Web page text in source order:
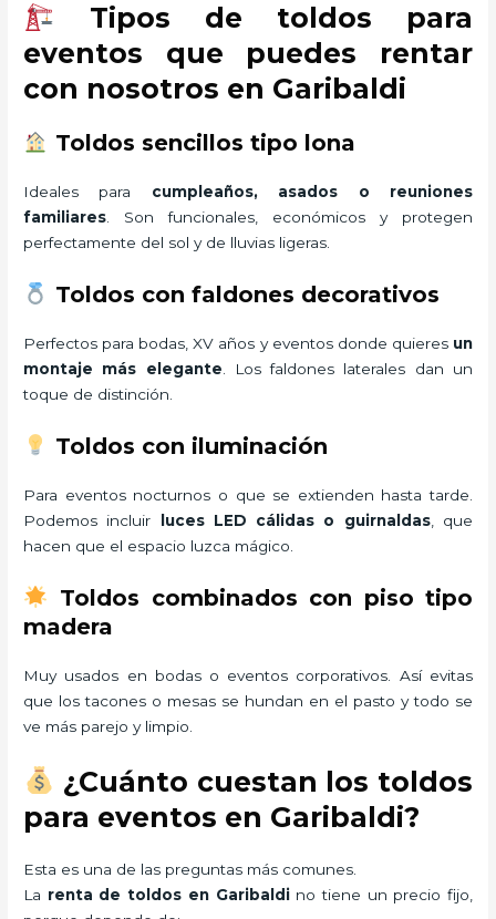
Tipos de toldos para
eventos que puedes rentar
con nosotros en Garibaldi
Toldos sencillos tipo lona
Ideales para cumpleaños, asados o reuniones
familiares . Son funcionales, económicos y protegen
perfectamente del sol y de lluvias ligeras.
Toldos con faldones decorativos
Perfectos para bodas, XV años y eventos donde quieres un
montaje más elegante . Los faldones laterales dan un
toque de distinción.
Toldos con iluminación
Para eventos nocturnos o que se extienden hasta tarde.
Podemos incluir
luces LED cálidas o guirnaldas, que
hacen que el espacio luzca mágico.
Toldos combinados con piso tipo
madera
Muy usados en bodas o eventos corporativos. Así evitas
que los tacones o mesas se hundan en el pasto y todo se
ve más parejo y limpio.
¿Cuánto cuestan los toldos
para eventos en Garibaldi?
Esta es una de las preguntas más comunes.
La renta de toldos en Garibaldino tiene un precio fijo,